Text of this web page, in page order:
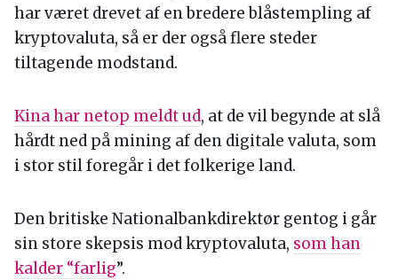
har været drevet af en bredere blåstempling af
kryptovaluta, så er der også flere steder
tiltagende modstand.
Kina har netop meldt ud, at de vil begynde at slå
hårdt ned på mining af den digitale valuta, som
i stor stil foregår i det folkerige land.
Den britiske Nationalbankdirektør gentog i går
sin store skepsis mod kryptovaluta, som han
kalder “farlig”.